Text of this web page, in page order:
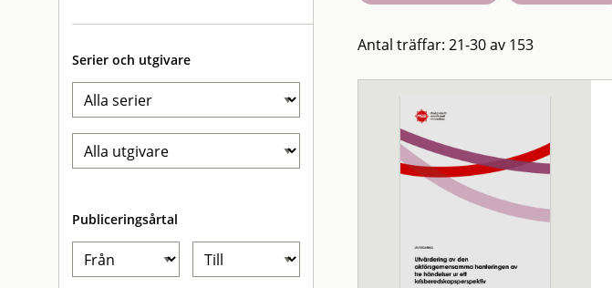
Serier och utgivare
Publiceringsårtal
Antal träffar: 21-30 av 153